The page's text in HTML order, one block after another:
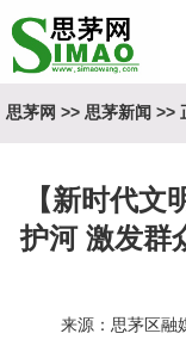
思茅网 >> 思茅新闻 >>
【新时代
护河 激发群
来源：思茅区